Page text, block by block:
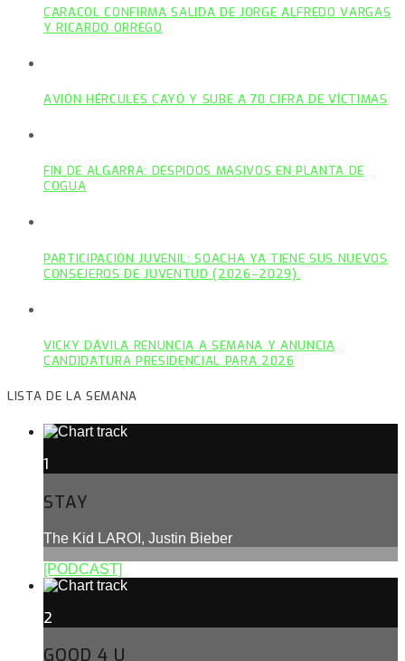
CARACOL CONFIRMA SALIDA DE JORGE ALFREDO VARGAS
Y RICARDO ORREGO
AVIÓN HÉRCULES CAYÓ Y SUBE A 70 CIFRA DE VÍCTIMAS
FIN DE ALGARRA: DESPIDOS MASIVOS EN PLANTA DE
COGUA
PARTICIPACIÓN JUVENIL: SOACHA YA TIENE SUS NUEVOS
CONSEJEROS DE JUVENTUD (2026–2029).
VICKY DÁVILA RENUNCIA A SEMANA Y ANUNCIA
CANDIDATURA PRESIDENCIAL PARA 2026
LISTA DE LA SEMANA
1
STAY
The Kid LAROI, Justin Bieber
[PODCAST]
2
GOOD 4 U